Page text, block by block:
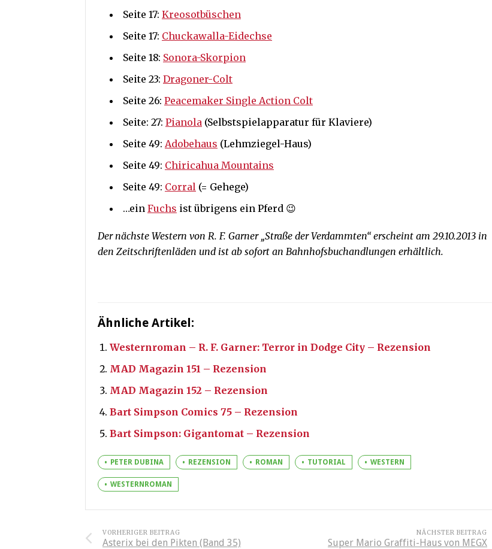
Seite 17: Kreosotbüschen
Seite 17: Chuckawalla-Eidechse
Seite 18: Sonora-Skorpion
Seite 23: Dragoner-Colt
Seite 26: Peacemaker Single Action Colt
Seite: 27: Pianola (Selbstspielapparatur für Klaviere)
Seite 49: Adobehaus (Lehmziegel-Haus)
Seite 49: Chiricahua Mountains
Seite 49: Corral (= Gehege)
…ein Fuchs ist übrigens ein Pferd 😉
Der nächste Western von R. F. Garner „Straße der Verdammten“ erscheint am 29.10.2013 in
den Zeitschriftenläden und ist ab sofort an Bahnhofsbuchandlungen erhältlich.
Ähnliche Artikel:
Westernroman – R. F. Garner: Terror in Dodge City – Rezension
MAD Magazin 151 – Rezension
MAD Magazin 152 – Rezension
Bart Simpson Comics 75 – Rezension
Bart Simpson: Gigantomat – Rezension
PETER DUBINA REZENSION ROMAN TUTORIAL WESTERN
WESTERNROMAN
VORHERIGER BEITRAG
Asterix bei den Pikten (Band 35)
NÄCHSTER BEITRAG
Super Mario Graffiti-Haus von MEGX